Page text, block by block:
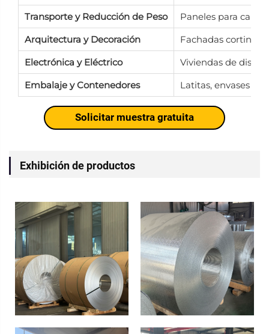
Transporte y Reducción de Peso
Paneles para
Arquitectura y Decoración
Fachadas cortina,
Electrónica y Eléctrico
Viviendas de
Embalaje y Contenedores
Latitas, envases
Solicitar muestra gratuita
Exhibición de productos